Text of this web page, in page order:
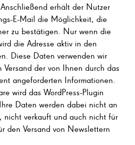
erhält der Nutzer
E-Mail die Möglichkeit, die
zu bestätigen. Nur wenn die
die Adresse aktiv in den
Diese Daten verwenden wir
der von Ihnen durch das
angeforderten Informationen.
wird das WordPress-Plugin
Daten werden dabei nicht an
nicht verkauft und auch nicht für
den Versand von Newslettern